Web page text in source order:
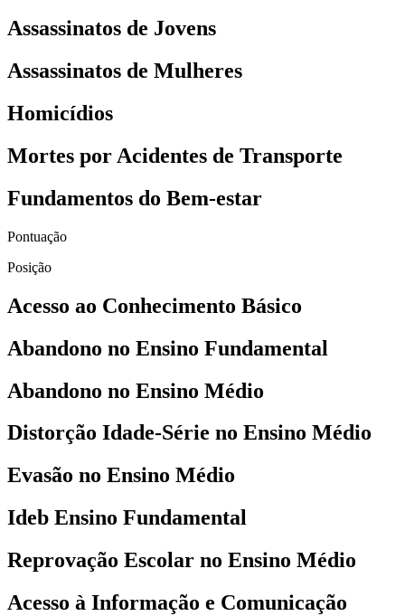
Assassinatos de Jovens
Assassinatos de Mulheres
Homicídios
Mortes por Acidentes de Transporte
Fundamentos do Bem-estar
Pontuação
Posição
Acesso ao Conhecimento Básico
Abandono no Ensino Fundamental
Abandono no Ensino Médio
Distorção Idade-Série no Ensino Médio
Evasão no Ensino Médio
Ideb Ensino Fundamental
Reprovação Escolar no Ensino Médio
Acesso à Informação e Comunicação